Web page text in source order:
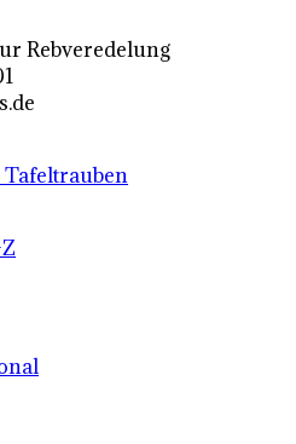
Rebveredelung
Tafeltrauben